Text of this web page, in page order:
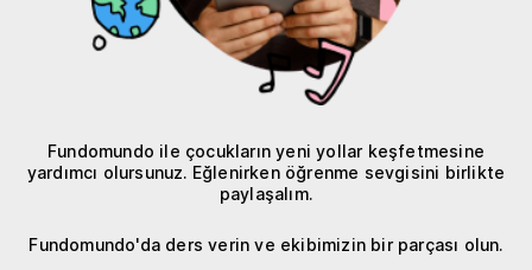
Fundomundo ile çocukların yeni yollar keşfetmesine
yardımcı olursunuz. Eğlenirken öğrenme sevgisini birlikte
paylaşalım.
Fundomundo'da ders verin ve ekibimizin bir parçası olun.